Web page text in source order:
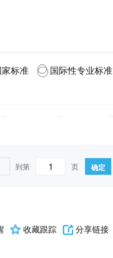
标准
国际性专业标准
到第 页 确定
收藏跟踪 分享链接